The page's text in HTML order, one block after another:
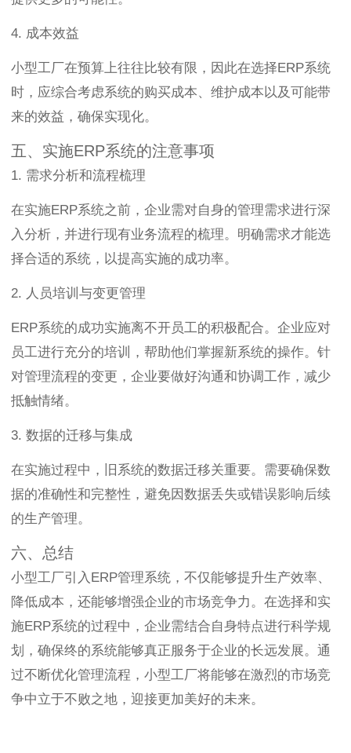
4. 成本效益
小型工厂在预算上往往比较有限，因此在选择ERP系统
时，应综合考虑系统的购买成本、维护成本以及可能带
来的效益，确保实现化。
五、实施ERP系统的注意事项
1. 需求分析和流程梳理
在实施ERP系统之前，企业需对自身的管理需求进行深
入分析，并进行现有业务流程的梳理。明确需求才能选
择合适的系统，以提高实施的成功率。
2. 人员培训与变更管理
ERP系统的成功实施离不开员工的积极配合。企业应对
员工进行充分的培训，帮助他们掌握新系统的操作。针
对管理流程的变更，企业要做好沟通和协调工作，减少
抵触情绪。
3. 数据的迁移与集成
在实施过程中，旧系统的数据迁移关重要。需要确保数
据的准确性和完整性，避免因数据丢失或错误影响后续
的生产管理。
六、总结
小型工厂引入ERP管理系统，不仅能够提升生产效率、
降低成本，还能够增强企业的市场竞争力。在选择和实
施ERP系统的过程中，企业需结合自身特点进行科学规
划，确保终的系统能够真正服务于企业的长远发展。通
过不断优化管理流程，小型工厂将能够在激烈的市场竞
争中立于不败之地，迎接更加美好的未来。